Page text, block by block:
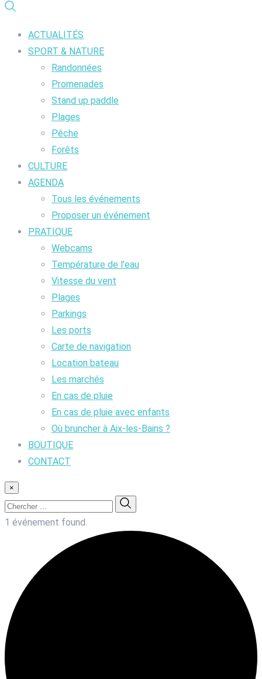
ACTUALITÉS
SPORT & NATURE
Randonnées
Promenades
Stand up paddle
Plages
Pêche
Forêts
CULTURE
AGENDA
Tous les événements
Proposer un événement
PRATIQUE
Webcams
Température de l’eau
Vitesse du vent
Plages
Parkings
Les ports
Carte de navigation
Location bateau
Les marchés
En cas de pluie
En cas de pluie avec enfants
Où bruncher à Aix-les-Bains ?
BOUTIQUE
CONTACT
×
1 événement found.